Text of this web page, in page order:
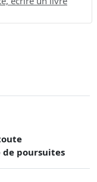
poursuites